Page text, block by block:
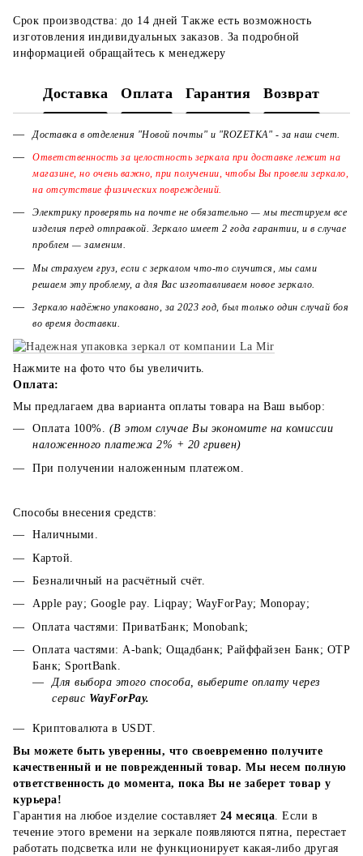
Срок производства: до 14 дней Также есть возможность
изготовления индивидуальных заказов. За подробной
информацией обращайтесь к менеджеру
Доставка Оплата Гарантия Возврат
Доставка в отделения "Новой почты" и "ROZETKA" - за наш счет.
Ответственность за целостность зеркала при доставке лежит на
магазине, но очень важно, при получении, чтобы Вы провели зеркало,
на отсутствие физических повреждений.
Электрику проверять на почте не обязательно — мы тестируем все
изделия перед отправкой. Зеркало имеет 2 года гарантии, и в случае
проблем — заменим.
Мы страхуем груз, если с зеркалом что-то случится, мы сами
решаем эту проблему, а для Вас изготавливаем новое зеркало.
Зеркало надёжно упаковано, за 2023 год, был только один случай боя
во время доставки.
Нажмите на фото что бы увеличить.
Оплата:
Мы предлагаем два варианта оплаты товара на Ваш выбор:
Оплата 100%. (В этом случае Вы экономите на комиссии
наложенного платежа 2% + 20 гривен)
При получении наложенным платежом.
Способы внесения средств:
Наличными.
Картой.
Безналичный на расчётный счёт.
Apple pay; Google pay. Liqpay; WayForPay; Monopay;
Оплата частями: ПриватБанк; Monobank;
Оплата частями: A-bank; Ощадбанк; Райффайзен Банк; ОТР
Банк; SportBank.
Для выбора этого способа, выберите оплату через
сервис WayForPay.
Криптовалюта в USDT.
Вы можете быть уверенны, что своевременно получите
качественный и не поврежденный товар. Мы несем полную
ответственность до момента, пока Вы не заберет товар у
курьера!
Гарантия на любое изделие составляет 24 месяца. Если в
течение этого времени на зеркале появляются пятна, перестает
работать подсветка или не функционирует какая-либо другая